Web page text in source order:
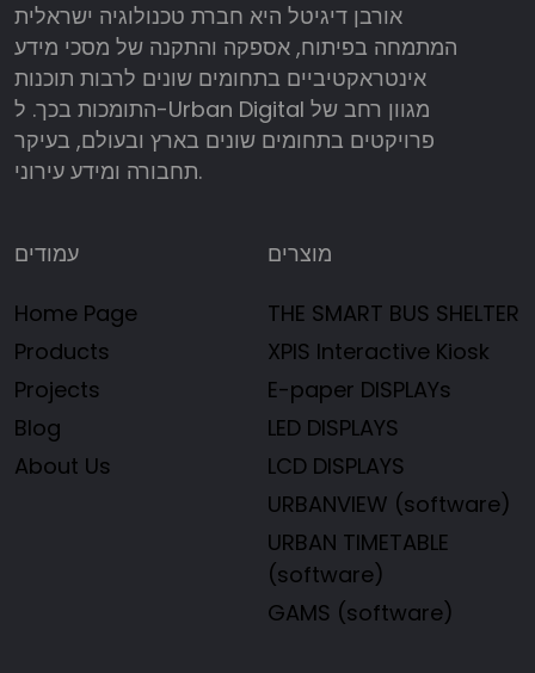
אורבן דיגיטל היא חברת טכנולוגיה ישראלית
המתמחה בפיתוח, אספקה והתקנה של מסכי מידע
אינטראקטיביים בתחומים שונים לרבות תוכנות
התומכות בכך. ל-Urban Digital מגוון רחב של
פרויקטים בתחומים שונים בארץ ובעולם, בעיקר
תחבורה ומידע עירוני.
עמודים
Home Page
Products
Projects
Blog
About Us
מוצרים
THE SMART BUS SHELTER
XPIS Interactive Kiosk
E-paper DISPLAYs
LED DISPLAYS
LCD DISPLAYS
URBANVIEW (software)
URBAN TIMETABLE
(software)
GAMS (software)